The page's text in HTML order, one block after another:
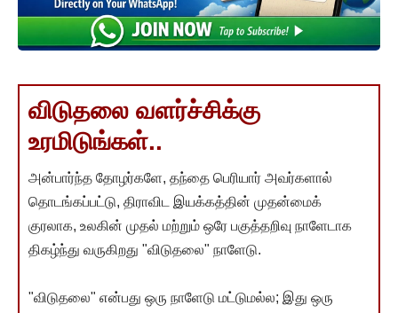
விடுதலை வளர்ச்சிக்கு
உரமிடுங்கள்..
அன்பார்ந்த தோழர்களே, தந்தை பெரியார் அவர்களால்
தொடங்கப்பட்டு, திராவிட இயக்கத்தின் முதன்மைக்
குரலாக, உலகின் முதல் மற்றும் ஒரே பகுத்தறிவு நாளேடாக
திகழ்ந்து வருகிறது "விடுதலை" நாளேடு.
"விடுதலை" என்பது ஒரு நாளேடு மட்டுமல்ல; இது ஒரு